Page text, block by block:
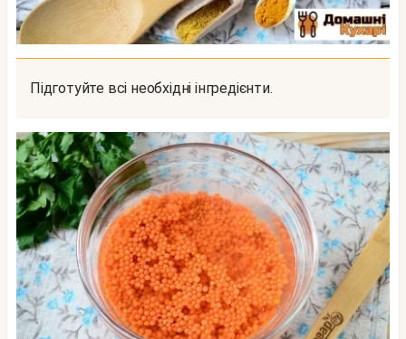
Підготуйте всі необхідні інгредієнти.